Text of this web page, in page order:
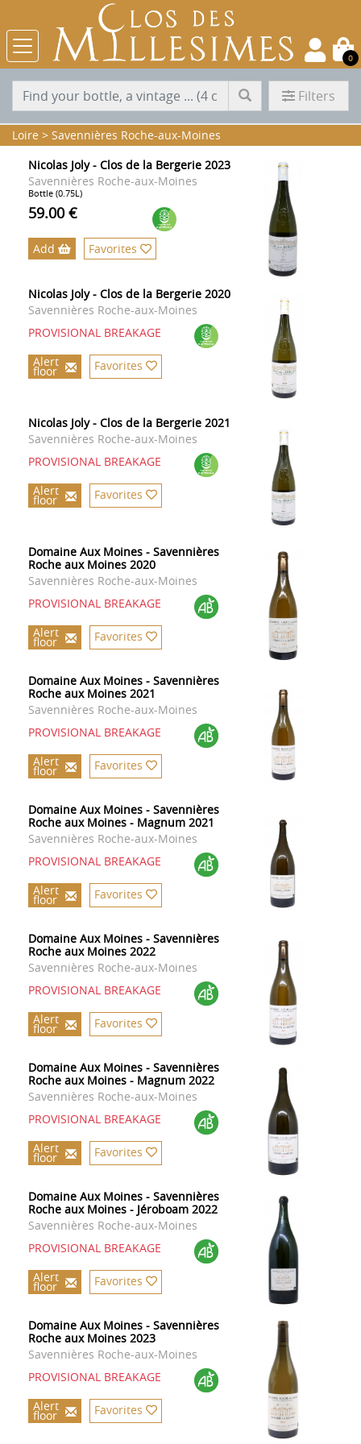
0
Filters
Loire > Savennières Roche-aux-Moines
Nicolas Joly - Clos de la Bergerie 2023
Savennières Roche-aux-Moines
Bottle (0.75L)
59.00 €
Add Favorites
Nicolas Joly - Clos de la Bergerie 2020
Savennières Roche-aux-Moines
PROVISIONAL BREAKAGE
Alert
floor Favorites
Nicolas Joly - Clos de la Bergerie 2021
Savennières Roche-aux-Moines
PROVISIONAL BREAKAGE
Alert
floor Favorites
Domaine Aux Moines - Savennières
Roche aux Moines 2020
Savennières Roche-aux-Moines
PROVISIONAL BREAKAGE
Alert
floor Favorites
Domaine Aux Moines - Savennières
Roche aux Moines 2021
Savennières Roche-aux-Moines
PROVISIONAL BREAKAGE
Alert
floor Favorites
Domaine Aux Moines - Savennières
Roche aux Moines - Magnum 2021
Savennières Roche-aux-Moines
PROVISIONAL BREAKAGE
Alert
floor Favorites
Domaine Aux Moines - Savennières
Roche aux Moines 2022
Savennières Roche-aux-Moines
PROVISIONAL BREAKAGE
Alert
floor Favorites
Domaine Aux Moines - Savennières
Roche aux Moines - Magnum 2022
Savennières Roche-aux-Moines
PROVISIONAL BREAKAGE
Alert
floor Favorites
Domaine Aux Moines - Savennières
Roche aux Moines - Jéroboam 2022
Savennières Roche-aux-Moines
PROVISIONAL BREAKAGE
Alert
floor Favorites
Domaine Aux Moines - Savennières
Roche aux Moines 2023
Savennières Roche-aux-Moines
PROVISIONAL BREAKAGE
Alert
floor Favorites